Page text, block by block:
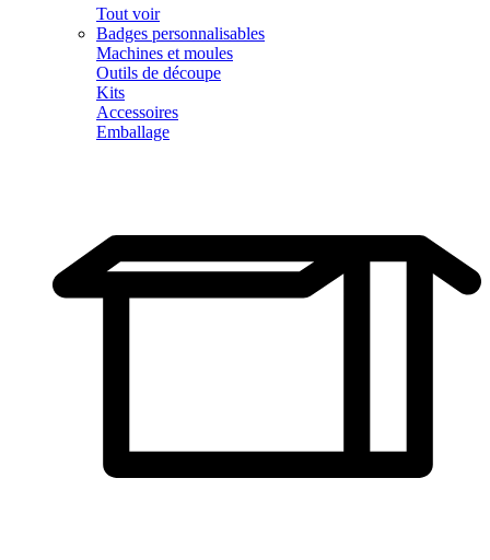
Tout voir
Badges personnalisables
Machines et moules
Outils de découpe
Kits
Accessoires
Emballage